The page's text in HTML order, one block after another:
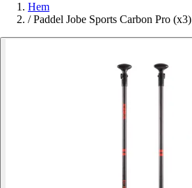
Hem
/ Paddel Jobe Sports Carbon Pro (x3)